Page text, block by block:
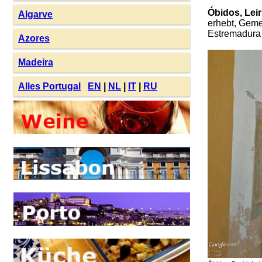
Algarve
Azores
Madeira
Alles Portugal EN NL IT RU
Óbidos,
erhebt,